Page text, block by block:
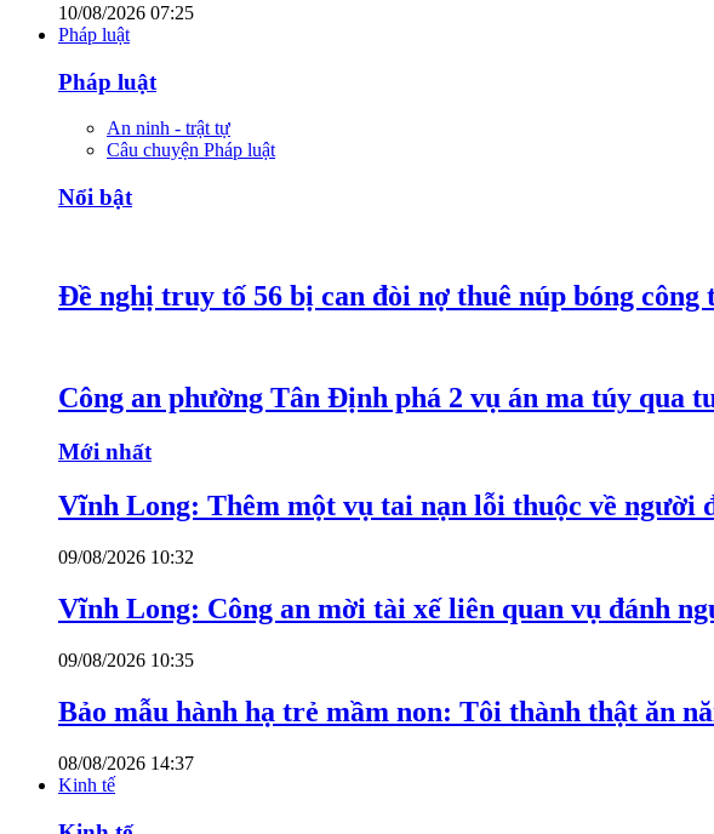
10/08/2026 07:25
Pháp luật
Pháp luật
An ninh - trật tự
Câu chuyện Pháp luật
Nổi bật
Đề nghị truy tố 56 bị can đòi nợ thuê núp bóng công
Công an phường Tân Định phá 2 vụ án ma túy qua
Mới nhất
Vĩnh Long: Thêm một vụ tai nạn lỗi thuộc về người
09/08/2026 10:32
Vĩnh Long: Công an mời tài xế liên quan vụ đánh
09/08/2026 10:35
Bảo mẫu hành hạ trẻ mầm non: Tôi thành thật ăn
08/08/2026 14:37
Kinh tế